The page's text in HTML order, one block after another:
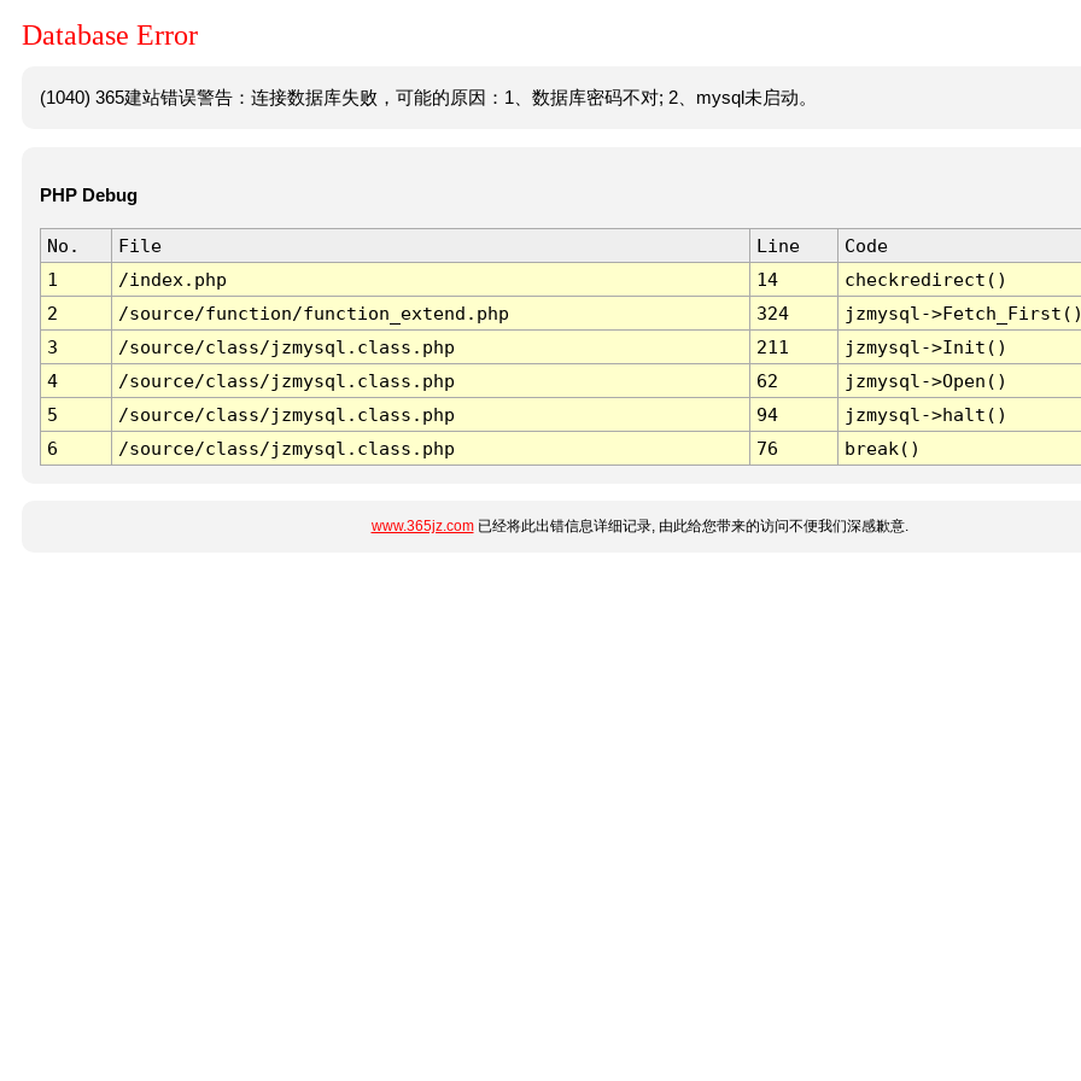
Database Error
(1040) 365建站错误警告：连接数据库失败，可能的原因：1、数据库密码不对; 2、mysql未启动。
PHP Debug
No. File Line
Code
1
/index.php 14
checkredirect()
2
/source/function/function_extend.php 324
jzmysql-
3
/source/class/jzmysql.class.php 211
jzmysql->Init()
4
/source/class/jzmysql.class.php 62
jzmysql->Open()
5
/source/class/jzmysql.class.php 94
jzmysql->halt()
6
/source/class/jzmysql.class.php 76 break()
www.365jz.com已经将此出错信息详细记录, 由此给您带来的访问不便我们深感歉意.